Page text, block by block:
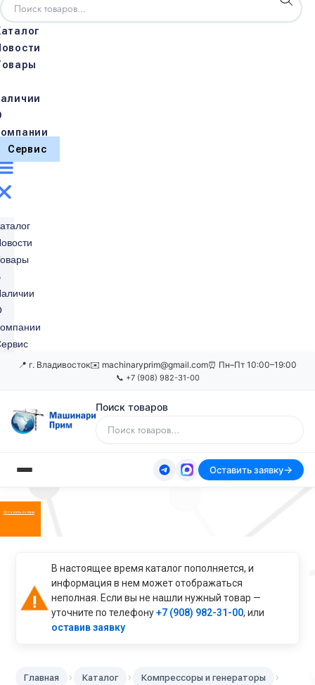
Сервис
📍 г. Владивосток✉️ machinaryprim@gmail.com⏰ Пн–Пт 10:00–19:00
📞 +7 (908) 982-31-00
Поиск товаров
Оставить заявку
Оставить заявку
В настоящее время каталог пополняется, и
информация в нем может отображаться
неполная. Если вы не нашли нужный товар —
уточните по телефону+7 (908) 982-31-00, или
оставив заявку
Главная › Каталог › Компрессоры и генераторы ›